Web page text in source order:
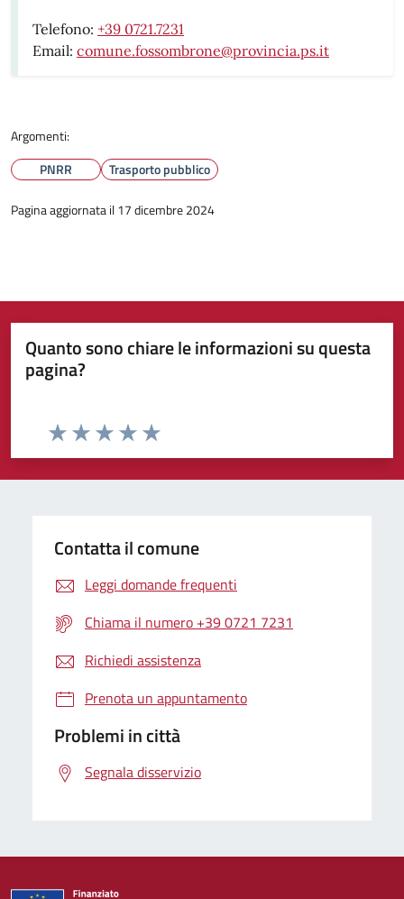
Telefono: +39 0721.7231
Email: comune.fossombrone@provincia.ps.it
Argomenti:
PNRR
Trasporto pubblico
Pagina aggiornata il 17 dicembre 2024
Quanto sono chiare le informazioni su questa
pagina?
Valuta da 1 a 5 stelle la pagina
Valuta 5 stelle su 5
Valuta 4 stelle su 5
Valuta 3 stelle su 5
Valuta 2 stelle su 5
Valuta 1 stelle su 5
Contatta il comune
Leggi domande frequenti
Chiama il numero +39 0721 7231
Richiedi assistenza
Prenota un appuntamento
Problemi in città
Segnala disservizio